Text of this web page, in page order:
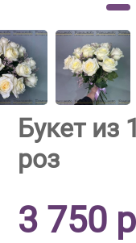
Букет
роз
3 750